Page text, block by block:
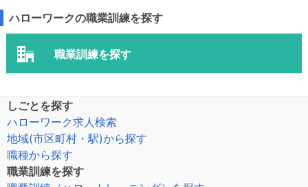
ハローワークの職業訓練を探す
職業訓練を探す
しごとを探す
ハローワーク求人検索
地域(市区町村・駅)から探す
職種から探す
職業訓練を探す